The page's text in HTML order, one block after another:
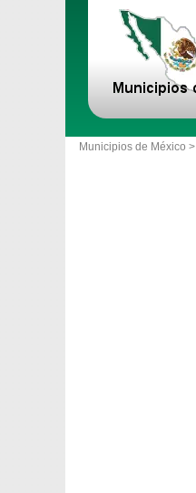
Municipios de México >